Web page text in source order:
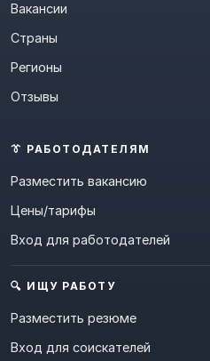
Вакансии
Страны
Регионы
Отзывы
👔 РАБОТОДАТЕЛЯМ
Разместить вакансию
Цены/тарифы
Вход для работодателей
🔍 ИЩУ РАБОТУ
Разместить резюме
Вход для соискателей